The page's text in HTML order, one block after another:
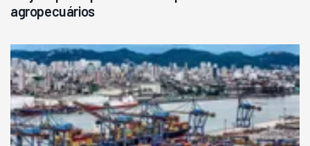
agropecuários